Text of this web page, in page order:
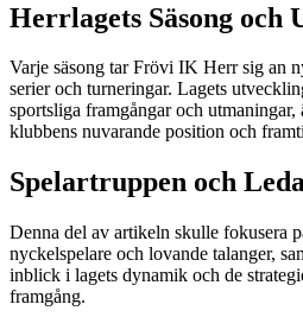
Herrlagets Säsong och
Varje säsong tar Frövi IK Herr sig an
serier och turneringar. Lagets
sportsliga framgångar och
klubbens nuvarande position och
Spelartruppen och
Denna del av artikeln skulle fokusera
nyckelspelare och lovande talanger,
inblick i lagets dynamik och de
framgång.